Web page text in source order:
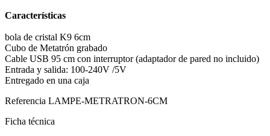
Características
bola de cristal K9 6cm
Cubo de Metatrón grabado
Cable USB 95 cm con interruptor (adaptador de pared no incluido)
Entrada y salida: 100-240V /5V
Entregado en una caja
Referencia LAMPE-METRATRON-6CM
Ficha técnica